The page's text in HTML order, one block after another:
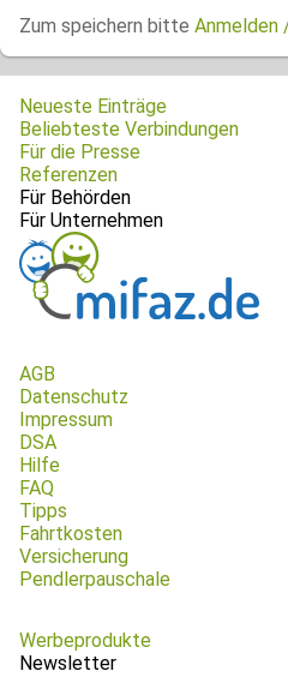
Zum speichern bitte Anmelden
Neueste Einträge
Beliebteste Verbindungen
Für die Presse
Referenzen
Für Behörden
Für Unternehmen
AGB
Datenschutz
Impressum
DSA
Hilfe
FAQ
Tipps
Fahrtkosten
Versicherung
Pendlerpauschale
Werbeprodukte
Newsletter